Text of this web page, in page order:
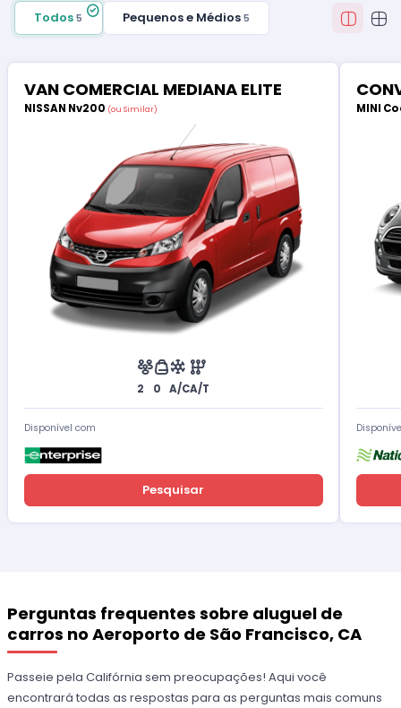
Todos5 Pequenos e Médios 5
VAN COMERCIAL MEDIANA ELITE
NISSAN Nv200 (ou Similar)
2 0 A/CA/T
Disponível com
Pesquisar
MINI
Perguntas frequentes sobre aluguel de
carros no Aeroporto de São Francisco, CA
Passeie pela Califórnia sem preocupações! Aqui você
encontrará todas as respostas para as perguntas mais comuns